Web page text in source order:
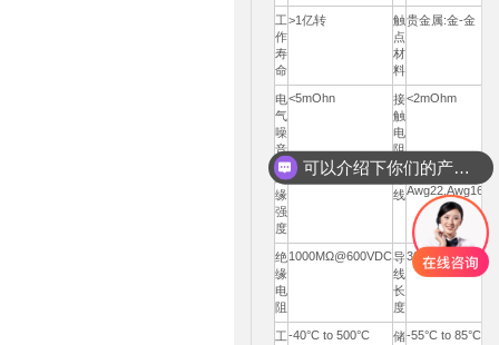
工
作
寿
命
>1亿转
触
点
材
料
贵金属:金-金
电
气
噪
音
<5mOhn
接
触
电
阻
<2mOhm
绝
缘
强
度
800VDC@50Hz
导
线
UL Teflon®
绝
缘
电
阻
1000MΩ@600VDC导
线
长
度
300mm(12")
工-40°C to 500°C
储-55°C to 85°C
可以介绍下你们的产品么